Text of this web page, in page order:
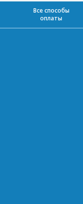
Все способы
оплаты